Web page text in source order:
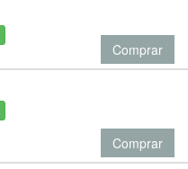
Comprar
Comprar